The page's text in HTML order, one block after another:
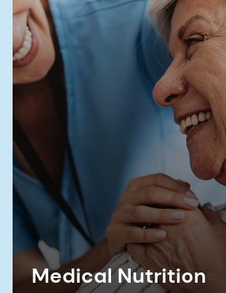
littérature de la
docosahexaénoïque avec le
d'Alzheimer chez les porteurs
E e4 : une revue. JAMA
pg. 339-347, 2017
Medical Nutrition